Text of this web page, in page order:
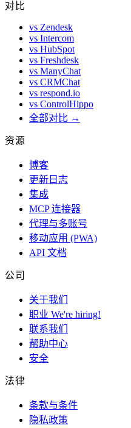
对比
vs Zendesk
vs Intercom
vs HubSpot
vs Freshdesk
vs ManyChat
vs CRMChat
vs respond.io
vs ControlHippo
全部对比 →
资源
博客
更新日志
集成
MCP 连接器
代理与多账号
移动应用 (PWA)
API 文档
公司
关于我们
职业 We're hiring!
联系我们
帮助中心
安全
法律
条款与条件
隐私政策